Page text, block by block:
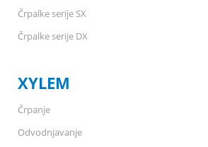
Črpalke serije SX
Črpalke serije DX
XYLEM
Črpanje
Odvodnjavanje